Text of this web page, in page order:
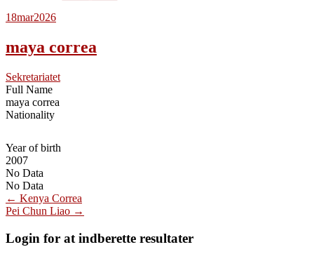
18mar2026
maya correa
Sekretariatet
Full Name
maya correa
Nationality
Year of birth
2007
No Data
No Data
Post
navigation
← Kenya Correa
Pei Chun Liao →
Login for at indberette resultater